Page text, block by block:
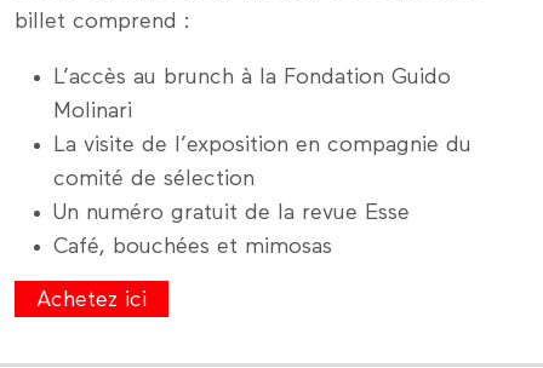
billet comprend :
L’accès au brunch à la Fondation Guido
Molinari
La visite de l’exposition en compagnie du
comité de sélection
Un numéro gratuit de la revue Esse
Café, bouchées et mimosas
Achetez ici